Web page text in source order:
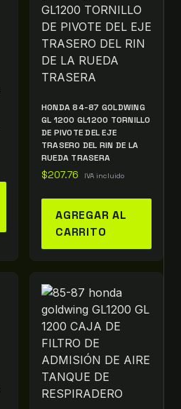
HONDA 84-87 GOLDWING
GL 1200 GL1200 TORNILLO
DE PIVOTE DEL EJE
TRASERO DEL RIN DE LA
RUEDA TRASERA
$207.76 IVA incluido
AGREGAR AL
CARRITO